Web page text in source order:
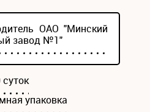
ОАО "Минский
завод №1"
суток
упаковка